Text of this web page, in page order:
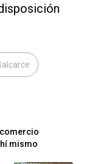
comercio
mismo